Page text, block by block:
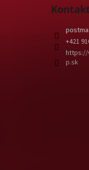
+421
https://
p.sk